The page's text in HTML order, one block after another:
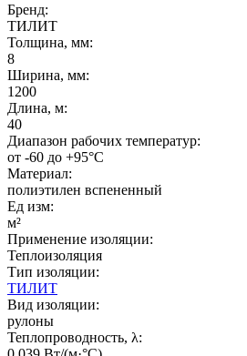
Бренд:
ТИЛИТ
Толщина, мм:
8
Ширина, мм:
1200
Длина, м:
40
Диапазон рабочих температур:
от -60 до +95°C
Материал:
полиэтилен вспененный
Ед изм:
м²
Применение изоляции:
Теплоизоляция
Тип изоляции:
ТИЛИТ
Вид изоляции:
рулоны
Теплопроводность, λ: